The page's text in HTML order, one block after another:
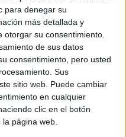
para denegar su
más detallada y
su consentimiento.
de sus datos
consentimiento, pero usted
Sus
sitio web. Puede cambiar
en cualquier
clic en el botón
página web.
de datos
SL (Editora de la